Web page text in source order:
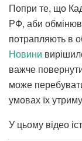
Попри те, що
РФ, аби
потрапляють в
Новини
важче
може
умовах їх
У цьому відео